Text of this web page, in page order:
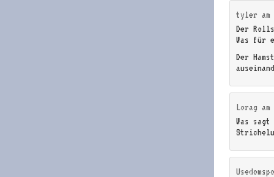
tyler am
Der
Was für
Der
Lorag am
Was